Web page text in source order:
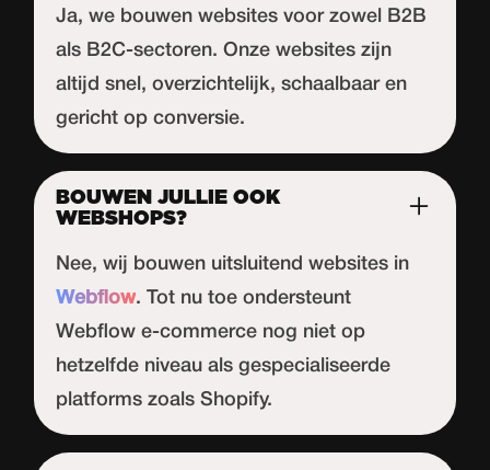
Ja, we bouwen websites voor zowel B2B
als B2C-sectoren. Onze websites zijn
altijd snel, overzichtelijk, schaalbaar en
gericht op conversie.
BOUWEN JULLIE OOK
WEBSHOPS?
Nee, wij bouwen uitsluitend websites in
Webflow. Tot nu toe ondersteunt
Webflow e-commerce nog niet op
hetzelfde niveau als gespecialiseerde
platforms zoals Shopify.